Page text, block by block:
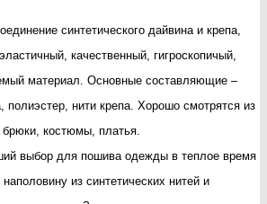
синтетического дайвина и крепа,
качественный, гигроскопичый,
материал. Основные составляющие –
полиэстер, нити крепа. Хорошо смотрятся из
брюки, костюмы, платья.
выбор для пошива одежды в теплое время
из синтетических нитей и